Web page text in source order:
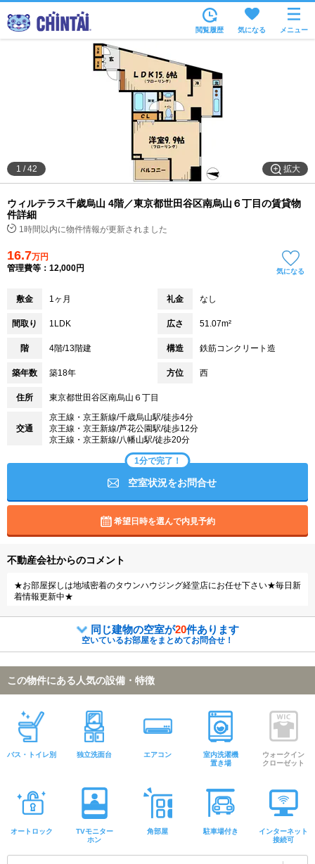
住所から
家賃相場から
通勤通学時間から
物件特集から
不動産会社から
TOP
閲覧履歴 気になる メニュー
拡大
1 /42
ウィルテラス千歳烏山 4階／東京都世田谷区南烏山６丁目の賃貸物
件詳細
1時間以内に物件情報が更新されました
16.7万円
管理費等：12,000円
気になる
敷金 1ヶ月 礼金 なし
間取り 1LDK 広さ 51.07m²
階 4階/13階建 構造 鉄筋コンクリート造
築年数 築18年 方位 西
住所 東京都世田谷区南烏山６丁目
交通
京王線・京王新線/千歳烏山駅/徒歩4分
京王線・京王新線/芦花公園駅/徒歩12分
京王線・京王新線/八幡山駅/徒歩20分
1分で完了！
空室状況をお問合せ
希望日時を選んで内見予約
不動産会社からのコメント
★お部屋探しは地域密着のタウンハウジング経堂店にお任せ下さい★毎日新
着情報更新中★
同じ建物の空室が20件あります
空いているお部屋をまとめてお問合せ！
この物件にある人気の設備・特徴
バス・トイレ別 独立洗面台 エアコン
室内洗濯機
置き場
ウォークイン
クローゼット
オートロック
TVモニター
ホン
角部屋 駐車場付き
インターネット
接続可